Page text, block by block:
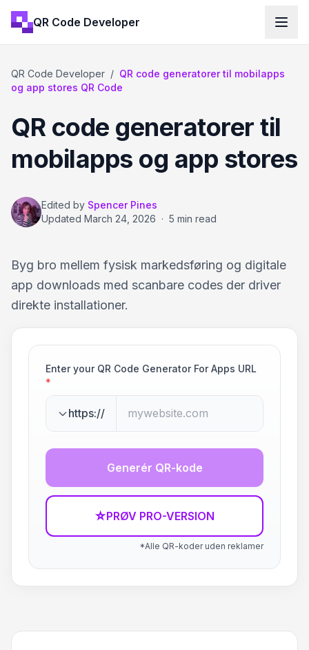
QR Code Developer
QR Code Developer / QR code generatorer til mobilapps
og app stores QR Code
QR code generatorer til
mobilapps og app stores
Edited by Spencer Pines
Updated March 24, 2026 · 5 min read
Byg bro mellem fysisk markedsføring og digitale
app downloads med scanbare codes der driver
direkte installationer.
Enter your QR Code Generator For Apps URL
*
https://
Generér QR-kode
☆PRØV PRO-VERSION
*Alle QR-koder uden reklamer